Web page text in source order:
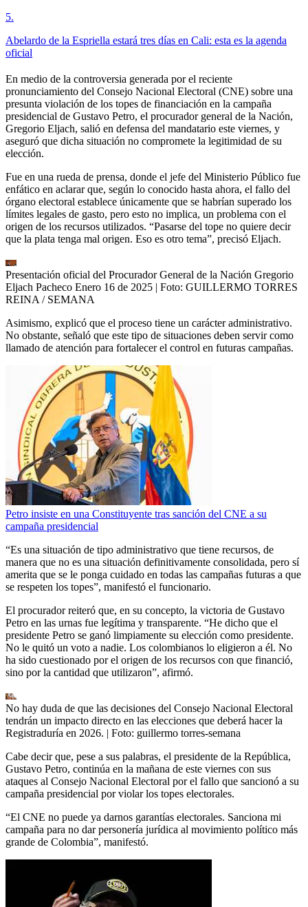
5.
Abelardo de la Espriella estará tres días en Cali: esta es la agenda
oficial
En medio de la controversia generada por el reciente
pronunciamiento del Consejo Nacional Electoral (CNE) sobre una
presunta violación de los topes de financiación en la campaña
presidencial de Gustavo Petro, el procurador general de la Nación,
Gregorio Eljach, salió en defensa del mandatario este viernes, y
aseguró que dicha situación no compromete la legitimidad de su
elección.
Fue en una rueda de prensa, donde el jefe del Ministerio Público fue
enfático en aclarar que, según lo conocido hasta ahora, el fallo del
órgano electoral establece únicamente que se habrían superado los
límites legales de gasto, pero esto no implica, un problema con el
origen de los recursos utilizados. “Pasarse del tope no quiere decir
que la plata tenga mal origen. Eso es otro tema”, precisó Eljach.
Presentación oficial del Procurador General de la Nación Gregorio
Eljach Pacheco Enero 16 de 2025 | Foto: GUILLERMO TORRES
REINA / SEMANA
Asimismo, explicó que el proceso tiene un carácter administrativo.
No obstante, señaló que este tipo de situaciones deben servir como
llamado de atención para fortalecer el control en futuras campañas.
Petro insiste en una Constituyente tras sanción del CNE a su
campaña presidencial
“Es una situación de tipo administrativo que tiene recursos, de
manera que no es una situación definitivamente consolidada, pero sí
amerita que se le ponga cuidado en todas las campañas futuras a que
se respeten los topes”, manifestó el funcionario.
El procurador reiteró que, en su concepto, la victoria de Gustavo
Petro en las urnas fue legítima y transparente. “He dicho que el
presidente Petro se ganó limpiamente su elección como presidente.
No le quitó un voto a nadie. Los colombianos lo eligieron a él. No
ha sido cuestionado por el origen de los recursos con que financió,
sino por la cantidad que utilizaron”, afirmó.
No hay duda de que las decisiones del Consejo Nacional Electoral
tendrán un impacto directo en las elecciones que deberá hacer la
Registraduría en 2026. | Foto: guillermo torres-semana
Cabe decir que, pese a sus palabras, el presidente de la República,
Gustavo Petro, continúa en la mañana de este viernes con sus
ataques al Consejo Nacional Electoral por el fallo que sancionó a su
campaña presidencial por violar los topes electorales.
“El CNE no puede ya darnos garantías electorales. Sanciona mi
campaña para no dar personería jurídica al movimiento político más
grande de Colombia”, manifestó.